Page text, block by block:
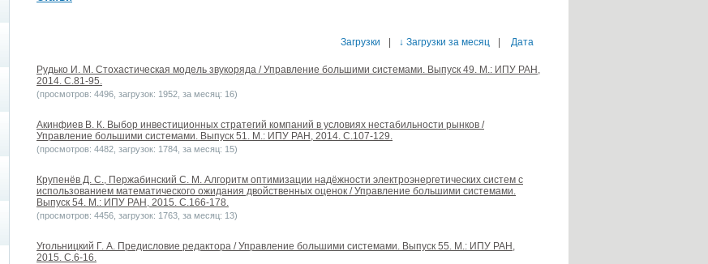
Загрузки ↓ Загрузки за месяц Дата
Рудько И. М. Стохастическая модель звукоряда / Управление большими системами. Выпуск 49. М.: ИПУ РАН,
2014. С.81-95.
(просмотров: 4496, загрузок: 1952, за месяц: 16)
Акинфиев В. К. Выбор инвестиционных стратегий компаний в условиях нестабильности рынков /
Управление большими системами. Выпуск 51. М.: ИПУ РАН, 2014. С.107-129.
(просмотров: 4482, загрузок: 1784, за месяц: 15)
Крупенёв Д. С., Пержабинский С. М. Алгоритм оптимизации надёжности электроэнергетических систем с
использованием математического ожидания двойственных оценок / Управление большими системами.
Выпуск 54. М.: ИПУ РАН, 2015. С.166-178.
(просмотров: 4456, загрузок: 1763, за месяц: 13)
Угольницкий Г. А. Предисловие редактора / Управление большими системами. Выпуск 55. М.: ИПУ РАН,
2015. С.6-16.